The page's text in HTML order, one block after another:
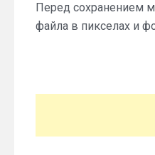
Перед сохранением
файла в пикселах и